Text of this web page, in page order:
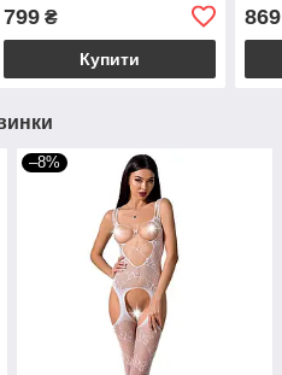
підв’язок, флористичний
декор
799₴
Купити
869
–8%